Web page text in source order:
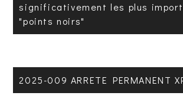
significativement les plus
"points noirs"
2025-009 ARRETE PERMANENT